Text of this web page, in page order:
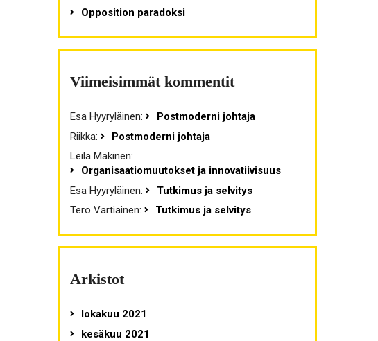
Opposition paradoksi
Viimeisimmät kommentit
Esa Hyyryläinen:
Postmoderni johtaja
Riikka:
Postmoderni johtaja
Leila Mäkinen:
Organisaatiomuutokset ja innovatiivisuus
Esa Hyyryläinen:
Tutkimus ja selvitys
Tero Vartiainen: Tutkimus ja selvitys
Arkistot
lokakuu 2021
kesäkuu 2021